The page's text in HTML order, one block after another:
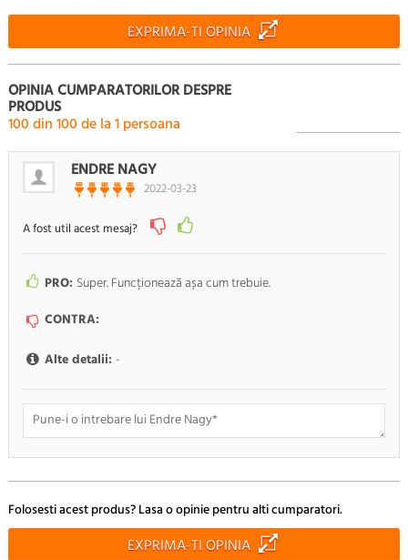
EXPRIMA-TI OPINIA
OPINIA CUMPARATORILOR DESPRE
PRODUS
100din100de la1persoana
ENDRE NAGY
2022-03-23
A fost util acest mesaj?
PRO: Super. Funcționează așa cum trebuie.
CONTRA:
Alte detalii: -
RENUNTA
TRIMITE
Folosesti acest produs? Lasa o opinie pentru alti cumparatori.
EXPRIMA-TI OPINIA